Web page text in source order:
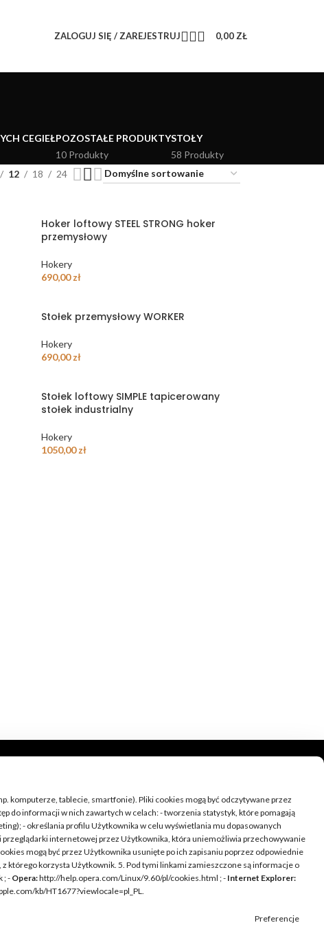
ZALOGUJ SIĘ / ZAREJESTRUJ 0,00 ZŁ
CEGIEŁPOZOSTAŁE PRODUKTY
10 Produkty
STOŁY
58 Produkty
12 18 24
Hoker loftowy STEEL STRONG hoker
przemysłowy
Hokery
690,00zł
Stołek przemysłowy WORKER
Hokery
690,00zł
Stołek loftowy SIMPLE tapicerowany
stołek industrialny
Hokery
1050,00zł
LINKI
Strona główna
komputerze, tablecie, smartfonie). Pliki cookies mogą być odczytywane przez
informacji w nich zawartych w celach: - tworzenia statystyk, które pomagają
- określania profilu Użytkownika w celu wyświetlania mu dopasowanych
przeglądarki internetowej przez Użytkownika, która uniemożliwia przechowywanie
mogą być przez Użytkownika usunięte po ich zapisaniu poprzez odpowiednie
którego korzysta Użytkownik. 5. Pod tymi linkami zamieszczone są informacje o
; - Opera:http://help.opera.com/Linux/9.60/pl/cookies.html ; - Internet Explorer:
kb/HT1677?viewlocale=pl_PL.
Preferencje